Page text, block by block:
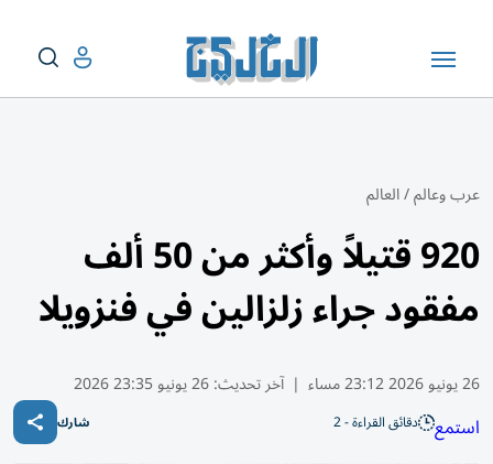
عرب وعالم/العالم
920 قتيلاً وأكثر من 50 ألف
مفقود جراء زلزالين في فنزويلا
26 يونيو 2026 23:12 مساء | آخر تحديث:26 يونيو 23:35 2026
استمع دقائق القراءة - 2 شارك